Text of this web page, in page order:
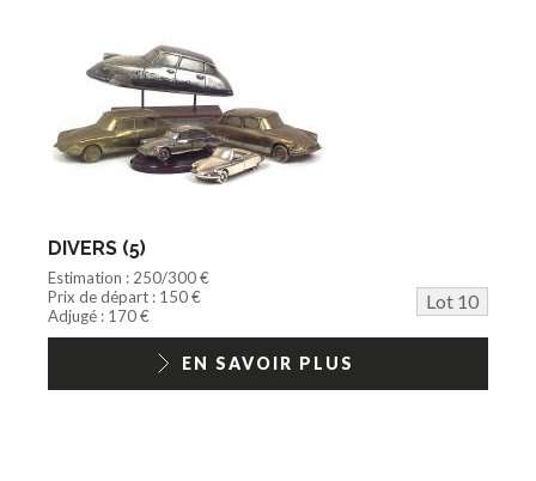
DIVERS (5)
Estimation : 250/300 €
Prix de départ : 150 €
Lot 10
Adjugé : 170 €
EN SAVOIR PLUS